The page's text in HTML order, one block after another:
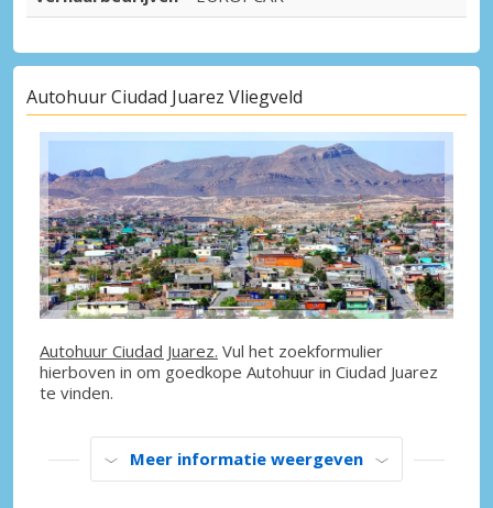
Autohuur Ciudad Juarez Vliegveld
Autohuur Ciudad Juarez. Vul het zoekformulier
hierboven in om goedkope Autohuur in Ciudad Juarez
te vinden.
Meer informatie weergeven